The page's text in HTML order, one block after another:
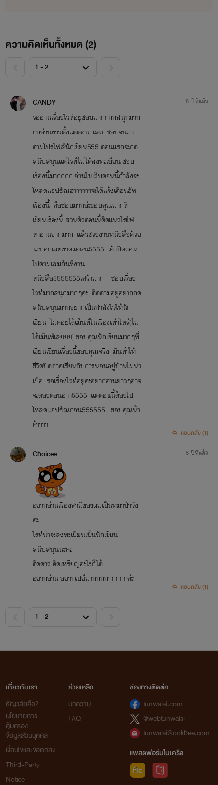
ความคิดเห็นทั้งหมด (2)
CANDY
รออ่านเรื่องไวท์อยู่ชอบมากกกกสนุกมาก
กกอ่านยาวตั้งเเต่ตอน1เลย​ ชอบจนมา
ตามโปรไฟล์นักเขียน555​ ตอนเเรกจะกด
สนับสนุนเเต่ไรท์ไม่ได้ลงทะเบียน​ ชอบ
เรื่องนี้มากกกก​ อ่านในเว็บตอนนี้กำลังจะ
โหลดเเอปธัณฮาาาาาาจะได้เเจ้งเตือนอัพ
เรื่องนี้​ คือชอบมากอ่ะขอบคุณมากที่
เขียนเรื่องนี้​ ส่วนตัวตอนนี้ติดเเนวไซไฟ
หาอ่านยากมาก​ เเล้วช่วงงานหนังสือด้วย
นะบอกเลยขาดเเคลน5555​ เค้าปิดตอน
ไปตามเล่มกันที่งาน
หนังสือ5555555เศร้ามาก​ ชอบเรื่อง
ไวท์มากสนุกมากๆค่ะ​ ติดตามอยู่อยากกด
สนับสนุนมากอยากเป็นกำลังใจให้นัก
เขียน​ ไม่ค่อยได้เม้นท์ในเรื่องเท่าไหร่(ไม่
ได้เม้นท์เลยยย)​ ขอบคุณนักเขียนมากๆที่
เขียนเขียนเรื่องนี้ขอบคุณจริง​ มันทำให้
ชีวิตปิดภาคเรียนกับการนอนอยู่บ้านไม่น่า
เบื่อ​ รอเรื่องไวท์อยู่ค่ะอยากอ่านยาวๆอาจ
จะดองตอนอ่าา5555​ เเต่ตอนนี้ต้องไป
โหลดเเอปธัณก่อน555555​ ขอบคุณน้า
ค้าาาา
8 ปีที่แล้ว
ตอบกลับ (1)
Choicee
อยากอ่านเรื่อง สามีของผมเป็นหมาป่าจัง
ค่ะ
ไรท์น่าจะลงทะเบียนเป็นนักเขียน
สนับสนุนนะคะ
ติดดาว ติดเหรียญอะไรก็ได้
อยากอ่าน อยากเปย์มากกกกกกกกกค่ะ
8 ปีที่แล้ว
ตอบกลับ (1)
เกี่ยวกับเรา
ธัญวลัยคือ?
นโยบายการ
คุ้มครอง
ข้อมูลส่วนบุคคล
เงื่อนไขและข้อตกลง
Third-Party
Notice
ช่วยเหลือ
บทความ
FAQ
ช่องทางติดต่อ
tunwalai.com
@webtunwalai
tunwalai@ookbee.com
แพลตฟอร์มในเครือ